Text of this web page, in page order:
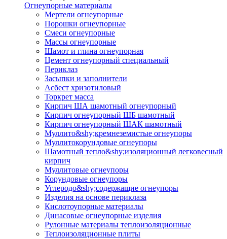
Огнеупорные материалы
Мертели огнеупорные
Порошки огнеупорные
Смеси огнеупорные
Массы огнеупорные
Шамот и глина огнеупорная
Цемент огнеупорный специальный
Периклаз
Засыпки и заполнители
Асбест хризотиловый
Торкрет масса
Кирпич ША шамотный огнеупорный
Кирпич огнеупорный ШБ шамотный
Кирпич огнеупорный ШАК шамотный
Муллито&shy;­кремнеземистые огнеупоры
Муллито­корундовые огнеупоры
Шамотный тепло&shy;изоляционный легковесный
кирпич
Муллитовые огнеупоры
Корундовые огнеупоры
Углеродо&shy;содержащие огнеупоры
Изделия на основе периклаза
Кислотоупорные материалы
Динасовые огнеупорные изделия
Рулонные материалы теплоизоляционные
Тепло­изоляционные плиты